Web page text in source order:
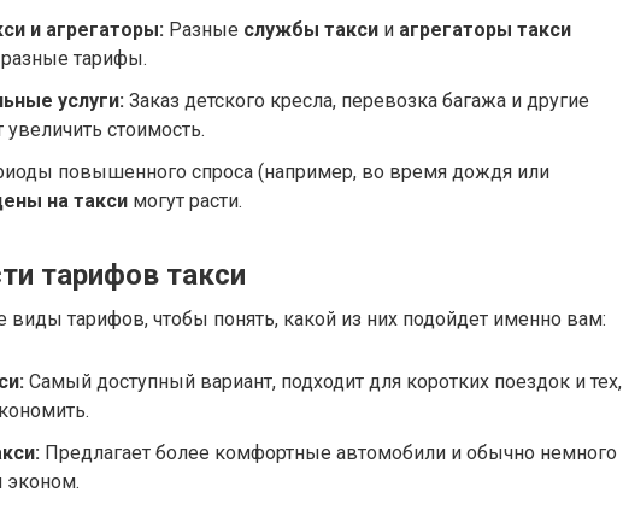
и агрегаторы: Разные службы такси и агрегаторы такси
тарифы.
услуги: Заказ детского кресла, перевозка багажа и другие
увеличить стоимость.
повышенного спроса (например, во время дождя или
на такси могут расти.
тарифов такси
виды тарифов, чтобы понять, какой из них подойдет именно вам:
Самый доступный вариант, подходит для коротких поездок и тех,
Предлагает более комфортные автомобили и обычно немного
эконом.